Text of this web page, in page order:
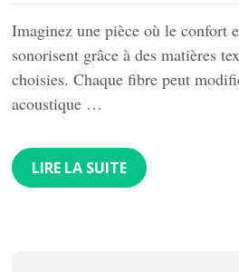
Imaginez une pièce où le confort
sonorisent grâce à des matières
choisies. Chaque fibre peut
acoustique …
LIRE LA SUITE